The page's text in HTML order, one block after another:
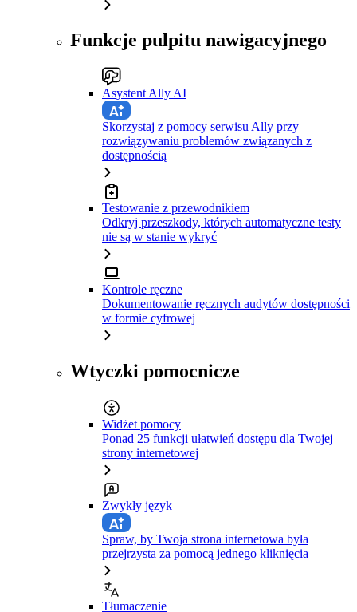
Funkcje pulpitu nawigacyjnego
Asystent Ally AI
Skorzystaj z pomocy serwisu Ally przy
rozwiązywaniu problemów związanych z
dostępnością
Testowanie z przewodnikiem
Odkryj przeszkody, których automatyczne testy
nie są w stanie wykryć
Kontrole ręczne
Dokumentowanie ręcznych audytów dostępności
w formie cyfrowej
Wtyczki pomocnicze
Widżet pomocy
Ponad 25 funkcji ułatwień dostępu dla Twojej
strony internetowej
Zwykły język
Spraw, by Twoja strona internetowa była
przejrzysta za pomocą jednego kliknięcia
Tłumaczenie